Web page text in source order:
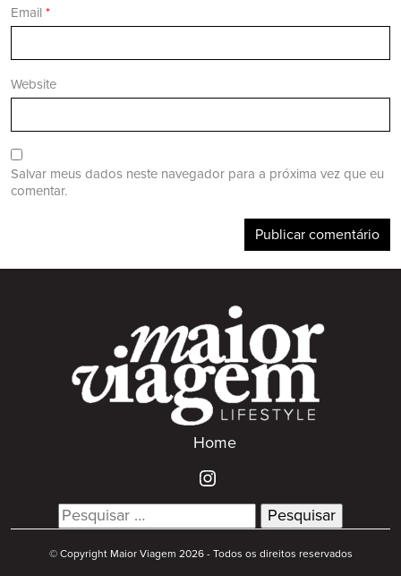
Email *
Website
Salvar meus dados neste navegador para a próxima vez que eu
comentar.
Home
Search
for:
© Copyright Maior Viagem 2026 - Todos os direitos reservados